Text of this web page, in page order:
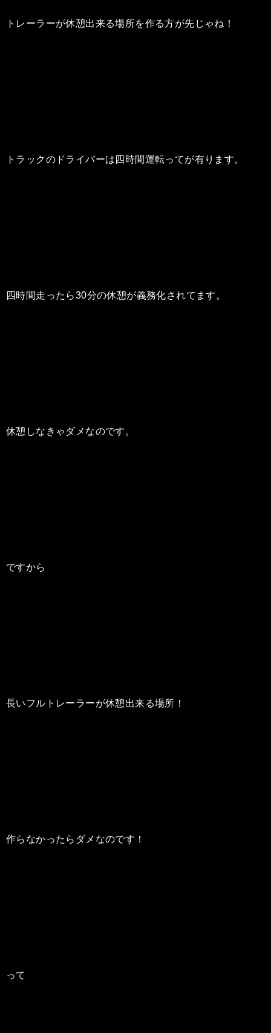
トレーラーが休憩出来る場所を作る方が先じゃね！
トラックのドライバーは四時間運転ってが有ります。
四時間走ったら30分の休憩が義務化されてます。
休憩しなきゃダメなのです。
ですから
長いフルトレーラーが休憩出来る場所！
作らなかったらダメなのです！
って